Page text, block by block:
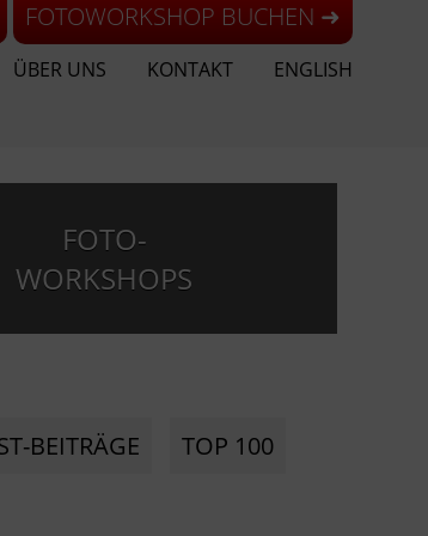
FOTOWORKSHOP BUCHEN ➜
ÜBER UNS KONTAKT ENGLISH
FOTO-
WORKSHOPS
BEITRÄGE TOP 100